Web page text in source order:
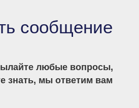
сообщение
любые вопросы,
знать, мы ответим вам